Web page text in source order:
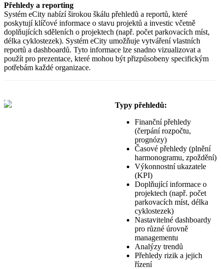
Přehledy a reporting
Systém eCity nabízí širokou škálu přehledů a reportů, které
poskytují klíčové informace o stavu projektů a investic včetně
doplňujících sděleních o projektech (např. počet parkovacích míst,
délka cyklostezek). Systém eCity umožňuje vytváření vlastních
reportů a dashboardů. Tyto informace lze snadno vizualizovat a
použít pro prezentace, které mohou být přizpůsobeny specifickým
potřebám každé organizace.
Typy přehledů:
Finanční přehledy
(čerpání rozpočtu,
prognózy)
Časové přehledy (plnění
harmonogramu, zpoždění)
Výkonnostní ukazatele
(KPI)
Doplňující informace o
projektech (např. počet
parkovacích míst, délka
cyklostezek)
Nastavitelné dashboardy
pro různé úrovně
managementu
Analýzy trendů
Přehledy rizik a jejich
řízení